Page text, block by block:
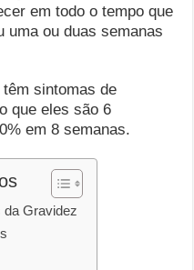
em todo o tempo que
uma ou duas semanas
sintomas de
que eles são 6
em 8 semanas.
da Gravidez